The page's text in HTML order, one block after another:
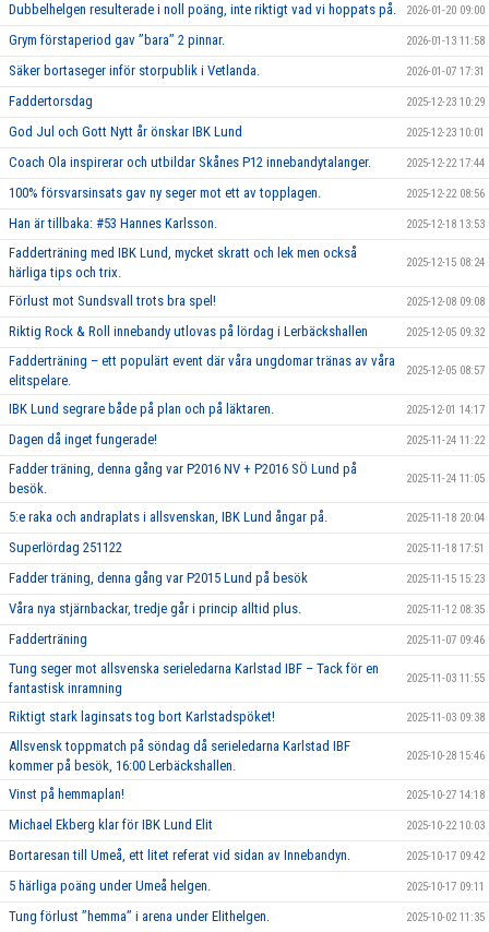
Dubbelhelgen resulterade i noll poäng, inte riktigt vad vi hoppats på. 2026-01-20 09:00
Grym förstaperiod gav ’’bara’’ 2 pinnar. 2026-01-13 11:58
Säker bortaseger inför storpublik i Vetlanda. 2026-01-07 17:31
Faddertorsdag 2025-12-23 10:29
God Jul och Gott Nytt år önskar IBK Lund 2025-12-23 10:01
Coach Ola inspirerar och utbildar Skånes P12 innebandytalanger. 2025-12-22 17:44
100% försvarsinsats gav ny seger mot ett av topplagen. 2025-12-22 08:56
Han är tillbaka: #53 Hannes Karlsson. 2025-12-18 13:53
Fadderträning med IBK Lund, mycket skratt och lek men också
härliga tips och trix.
2025-12-15 08:24
Förlust mot Sundsvall trots bra spel! 2025-12-08 09:08
Riktig Rock & Roll innebandy utlovas på lördag i Lerbäckshallen 2025-12-05 09:32
Fadderträning – ett populärt event där våra ungdomar tränas av våra
elitspelare.
2025-12-05 08:57
IBK Lund segrare både på plan och på läktaren. 2025-12-01 14:17
Dagen då inget fungerade! 2025-11-24 11:22
Fadder träning, denna gång var P2016 NV + P2016 SÖ Lund på
besök.
2025-11-24 11:05
5:e raka och andraplats i allsvenskan, IBK Lund ångar på. 2025-11-18 20:04
Superlördag 251122 2025-11-18 17:51
Fadder träning, denna gång var P2015 Lund på besök 2025-11-15 15:23
Våra nya stjärnbackar, tredje går i princip alltid plus. 2025-11-12 08:35
Fadderträning 2025-11-07 09:46
Tung seger mot allsvenska serieledarna Karlstad IBF – Tack för en
fantastisk inramning
2025-11-03 11:55
Riktigt stark laginsats tog bort Karlstadspöket! 2025-11-03 09:38
Allsvensk toppmatch på söndag då serieledarna Karlstad IBF
kommer på besök, 16:00 Lerbäckshallen.
2025-10-28 15:46
Vinst på hemmaplan! 2025-10-27 14:18
Michael Ekberg klar för IBK Lund Elit 2025-10-22 10:03
Bortaresan till Umeå, ett litet referat vid sidan av Innebandyn. 2025-10-17 09:42
5 härliga poäng under Umeå helgen. 2025-10-17 09:11
Tung förlust ’’hemma’’ i arena under Elithelgen. 2025-10-02 11:35